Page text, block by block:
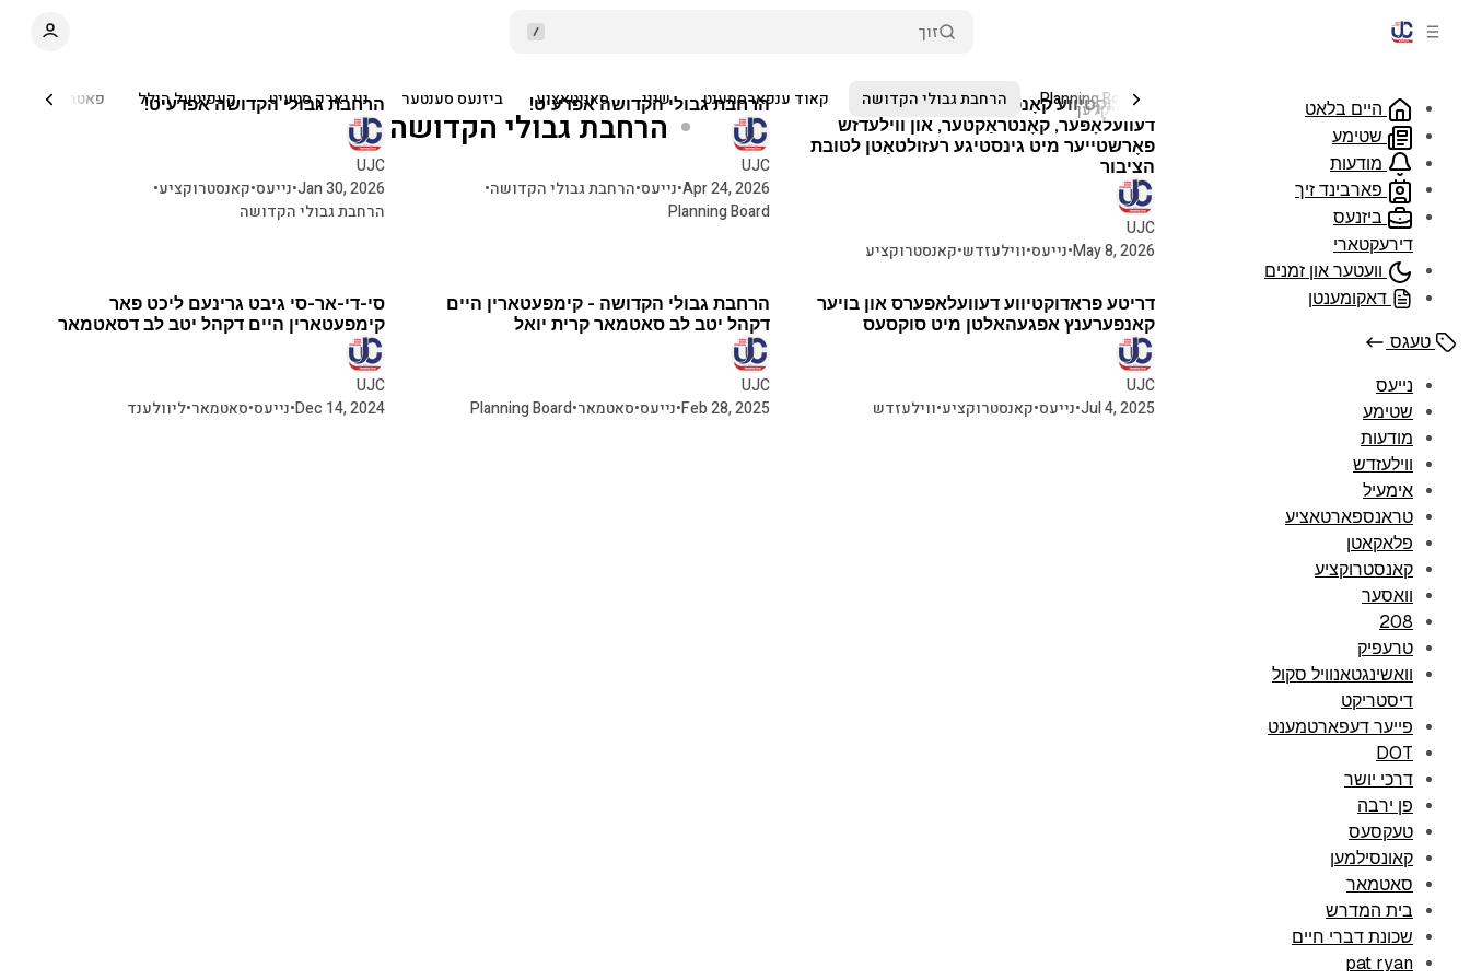
זוך
היים בלאט
שטימע
מודעות
פארבינד זיך
ביזנעס
דירעקטארי
וועטער און זמנים
דאקומענטן
טעגס
נייעס
שטימע
מודעות
ווילעזדש
אימעיל
טראנספארטאציע
פלאקאטן
קאנסטרוקציע
וואסער
208
טרעפיק
וואשינגטאנוויל סקול
דיסטריקט
פייער דעפארטמענט
DOT
דרכי יושר
פן ירבה
טעקסעס
קאונסילמען
סאטמאר
בית המדרש
שכונת דברי חיים
pat ryan
געריכט Planning Board הרחבת גבולי הקדושה קאוד ענפארסמענט שניי סאניטאציע ביזנעס סענטער נוי יארק סטעיט קעפיטעל הילל פאטראל
הרחבת גבולי הקדושה
ארטיקלען
פּראָדוקטיווע קאָנפערענץ פאַראייניגט
דעוועלאָפּער, קאָנטראַקטער, און ווילעדזש
פאָרשטייער מיט גינסטיגע רעזולטאַטן לטובת
הציבור
UJC
May 8, 2026
•נייעס•ווילעזדש•קאנסטרוקציע
הרחבת גבולי הקדושה אפדעיט!
UJC
Apr 24, 2026
•נייעס•הרחבת גבולי הקדושה•
Planning Board
הרחבת גבולי הקדושה אפדעיט!
UJC
Jan 30, 2026
•נייעס•קאנסטרוקציע•
הרחבת גבולי הקדושה
דריטע פראדוקטיווע דעוועלאפערס און בויער
קאנפערענץ אפגעהאלטן מיט סוקסעס
UJC
Jul 4, 2025
•נייעס•קאנסטרוקציע•ווילעזדש
הרחבת גבולי הקדושה - קימפעטארין היים
דקהל יטב לב סאטמאר קרית יואל
UJC
Feb 28, 2025
•נייעס•סאטמאר•
Planning Board
סי-די-אר-סי גיבט גרינעם ליכט פאר
קימפעטארין היים דקהל יטב לב דסאטמאר
UJC
Dec 14, 2024
•נייעס•סאטמאר•ליוולענד